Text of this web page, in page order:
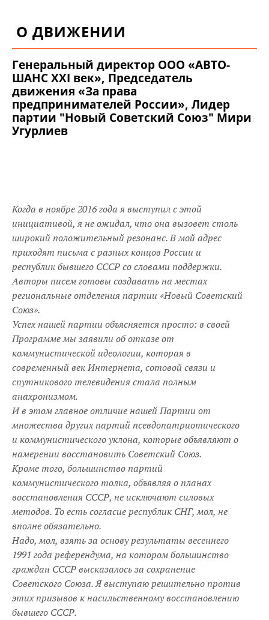
О ДВИЖЕНИИ
Генеральный директор ООО «АВТО-
ШАНС XXI век», Председатель
движения «За права
предпринимателей России», Лидер
партии "Новый Советский Союз" Мири
Угурлиев
Когда в ноябре 2016 года я выступил с этой
инициативой, я не ожидал, что она вызовет столь
широкий положительный резонанс. В мой адрес
приходят письма с разных концов России и
республик бывшего СССР со словами поддержки.
Авторы писем готовы создавать на местах
региональные отделения партии «Новый Советский
Союз».
Успех нашей партии объясняется просто: в своей
Программе мы заявили об отказе от
коммунистической идеологии, которая в
современный век Интернета, сотовой связи и
спутникового телевидения стала полным
анахронизмом.
И в этом главное отличие нашей Партии от
множества других партий псевдопатриотического
и коммунистического уклона, которые объявляют о
намерении восстановить Советский Союз.
Кроме того, большинство партий
коммунистического толка, объявляя о планах
восстановления СССР, не исключают силовых
методов. То есть согласие республик СНГ, мол, не
вполне обязательно.
Надо, мол, взять за основу результаты весеннего
1991 года референдума, на котором большинство
граждан СССР высказалось за сохранение
Советского Союза. Я выступаю решительно против
этих призывов к насильственному восстановлению
бывшего СССР.